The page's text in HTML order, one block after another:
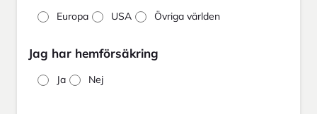
Europa USA Övriga världen
Jag har hemförsäkring
Ja Nej